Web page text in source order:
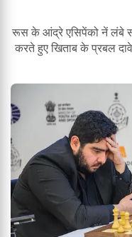
रूस के आंद्रे एसिपेंको नें लंबे
करते हुए खिताब के प्रबल